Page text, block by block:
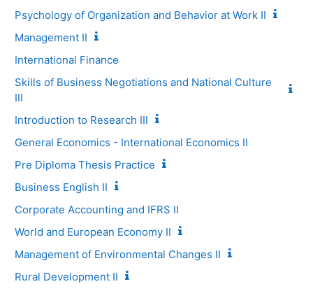
Psychology of Organization and Behavior at Work II
Management II
International Finance
Skills of Business Negotiations and National Culture
III
Introduction to Research III
General Economics - International Economics II
Pre Diploma Thesis Practice
Business English II
Corporate Accounting and IFRS II
World and European Economy II
Management of Environmental Changes II
Rural Development II